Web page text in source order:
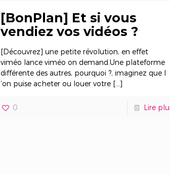
[BonPlan] Et si vous
vendiez vos vidéos ?
[Découvrez] une petite révolution, en effet
viméo lance viméo on demand.Une plateforme
différente des autres, pourquoi ?, imaginez que l
‘on puise acheter ou louer votre […]
0 Lire